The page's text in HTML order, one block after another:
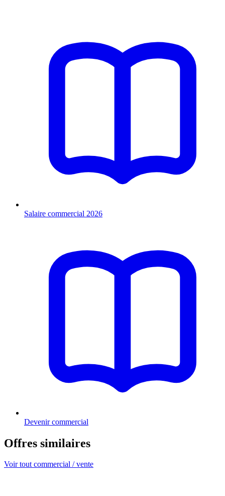
Salaire commercial 2026
Devenir commercial
Offres similaires
Voir tout commercial / vente